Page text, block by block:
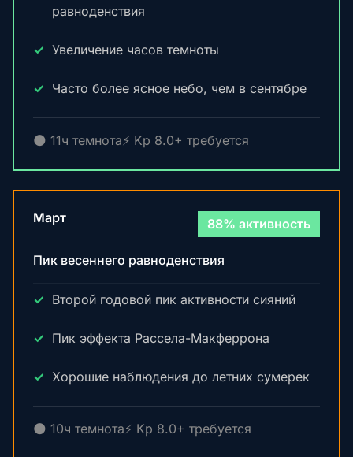
равноденствия
Увеличение часов темноты
Часто более ясное небо, чем в сентябре
🌑 11ч темнота⚡ Kp 8.0+ требуется
Март 88% активность
Пик весеннего равноденствия
Второй годовой пик активности сияний
Пик эффекта Рассела-Макферрона
Хорошие наблюдения до летних сумерек
🌑 10ч темнота⚡ Kp 8.0+ требуется